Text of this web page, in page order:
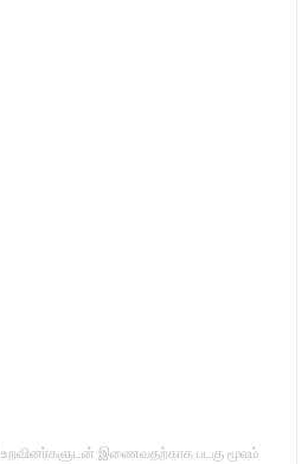
உறவினர்களுடன் இணைவதற்காக படகு மூலம்